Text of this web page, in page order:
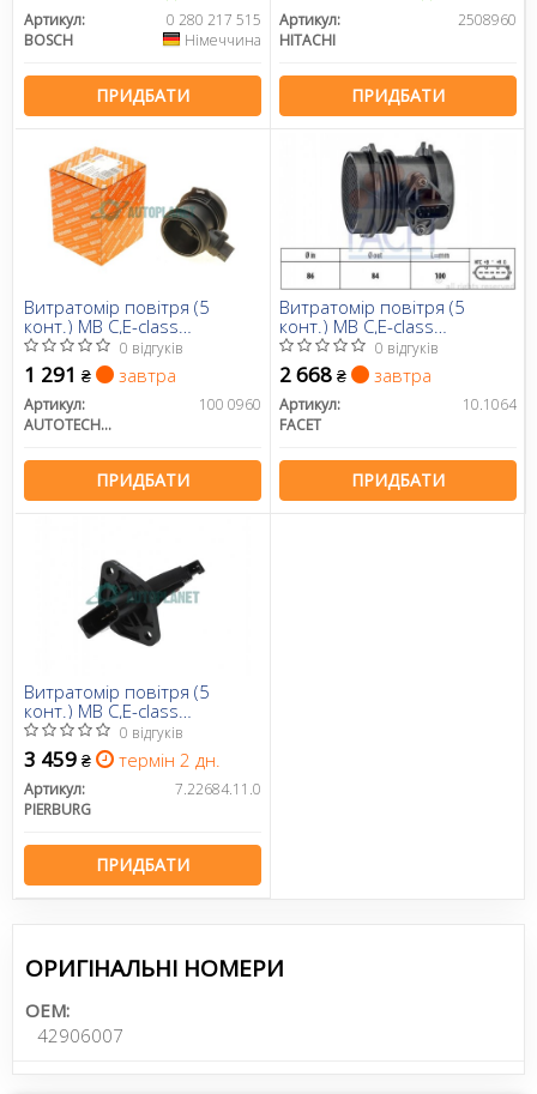
Артикул:
0 280 217 515
BOSCH
Німеччина
ПРИДБАТИ
Артикул:
2508960
HITACHI
ПРИДБАТИ
Витратомір повітря (5
конт.) MB C,E-class
(W203/W211) 2.6-3.7 96-12
0 відгуків
1 291 ₴ завтра
Артикул:
100 0960
AUTOTECHTEILE
ПРИДБАТИ
Витратомір повітря (5
конт.) MB C,E-class
(W203/W211) 2.6-3.7 96-12
0 відгуків
2 668 ₴ завтра
Артикул:
10.1064
FACET
ПРИДБАТИ
Витратомір повітря (5
конт.) MB C,E-class
(W203/W211) 2.6-3.7 96-12
0 відгуків
3 459 ₴ термін 2 дн.
Артикул:
7.22684.11.0
PIERBURG
ПРИДБАТИ
ОРИГІНАЛЬНІ НОМЕРИ
OEM:
42906007